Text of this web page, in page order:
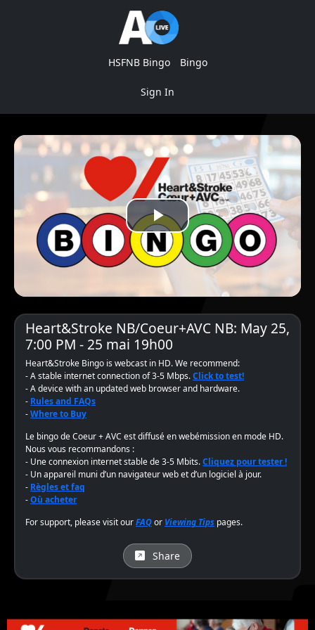
HSFNB Bingo Bingo
Sign In
Play
Video
Heart&Stroke NB/Coeur+AVC NB: May 25,
7:00 PM - 25 mai 19h00
Heart&Stroke Bingo is webcast in HD. We recommend:
- A stable internet connection of 3-5 Mbps.Click to test!
- A device with an updated web browser and hardware.
- Rules and FAQs
-Where to Buy
Le bingo de Coeur + AVC est diffusé en webémission en mode HD.
Nous vous recommandons :
- Une connexion internet stable de 3-5 Mbits.Cliquez pour tester !
- Un appareil muni d’un navigateur web et d’un logiciel à jour.
- Règles et faq
-Où acheter
For support, please visit ourFAQor Viewing Tips pages.
Share